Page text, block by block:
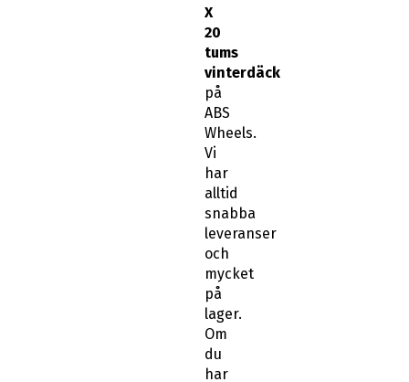
20
tums
vinterdäck
på
ABS
Wheels.
Vi
har
alltid
snabba
leveranser
och
mycket
på
lager.
Om
du
har
några